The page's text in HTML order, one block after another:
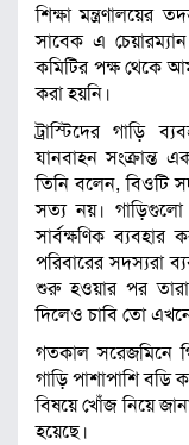
শিক্ষা মন্ত্রণালয়ের
সাবেক এ
কমিটির পক্ষ থেকে
করা হয়নি।
ট্রাস্টিদের গাড়ি
যানবাহন সংক্রান্ত
তিনি বলেন, বিওটি
সত্য নয়। গাড়িগুলো
সার্বক্ষণিক
পরিবারের সদস্যরা
শুরু হওয়ার পর তারা
দিলেও চাবি তো
গতকাল সরেজমিনে
গাড়ি পাশাপাশি বডি
বিষয়ে খোঁজ নিয়ে
হয়েছে।